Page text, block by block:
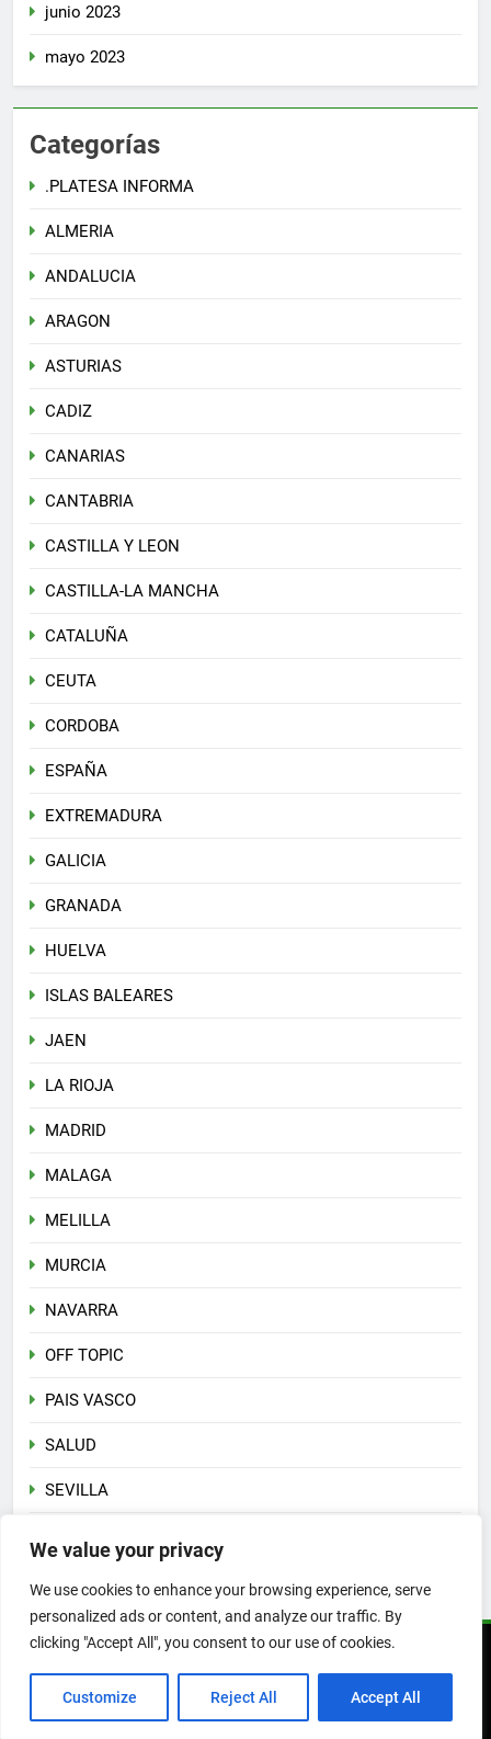
We value your privacy
We use cookies to enhance your browsing experience, serve
personalized ads or content, and analyze our traffic. By
clicking "Accept All", you consent to our use of cookies.
Customize Reject All Accept All
junio 2023
mayo 2023
Categorías
.PLATESA INFORMA
ALMERIA
ANDALUCIA
ARAGON
ASTURIAS
CADIZ
CANARIAS
CANTABRIA
CASTILLA Y LEON
CASTILLA-LA MANCHA
CATALUÑA
CEUTA
CORDOBA
ESPAÑA
EXTREMADURA
GALICIA
GRANADA
HUELVA
ISLAS BALEARES
JAEN
LA RIOJA
MADRID
MALAGA
MELILLA
MURCIA
NAVARRA
OFF TOPIC
PAIS VASCO
SALUD
SEVILLA
VALENCIA
EVENTOS INFO DOCUMENTACIÓN